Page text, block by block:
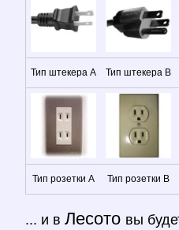
Тип штекера A Тип штекера B
Тип розетки A Тип розетки B
... и в Лесото вы